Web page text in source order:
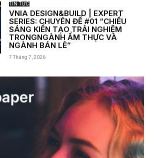
TIN TỨC
VNIA DESIGN&BUILD | EXPERT
SERIES: CHUYÊN ĐỀ #01 “CHIẾU
SÁNG KIẾN TẠO TRẢI NGHIỆM
TRONGNGÀNH ẨM THỰC VÀ
NGÀNH BÁN LẺ”
7 Tháng 7, 2026